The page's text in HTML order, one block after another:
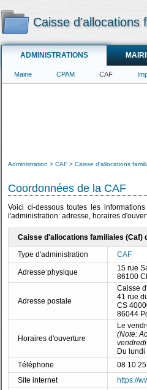
Caisse d'allocations
ADMINISTRATIONS
Mairie CPAM CAF
Administration CAF Caisse d'allocations
Coordonnées de la CAF
Voici ci-dessous toutes les
l'administration: adresse, horaires
Caisse d'allocations familiales (Caf)
Type d'administration
CAF
Adresse physique
15 rue
86100
Adresse postale
Caisse
41 rue
CS
86044
Horaires d'ouverture
Le
(Note:
Du
Téléphone
08 10
Site internet
https://